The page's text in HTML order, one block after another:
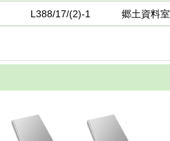
L388/17/(2)-1 郷土資料室